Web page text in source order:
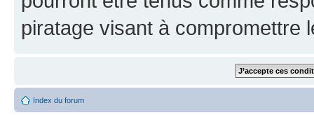
piratage visant à compromettre
Index du forum